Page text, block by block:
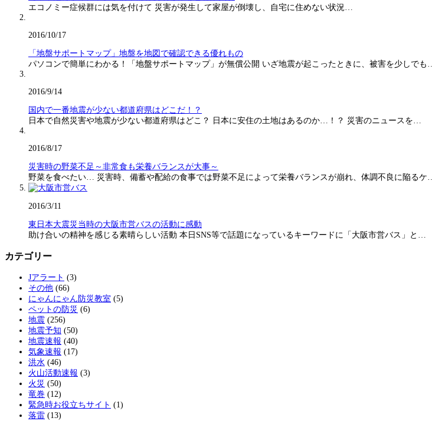
エコノミー症候群には気を付けて 災害が発生して家屋が倒壊し、自宅に住めない状況…
2016/10/17
「地盤サポートマップ」地盤を地図で確認できる優れもの
パソコンで簡単にわかる！「地盤サポートマップ」が無償公開 いざ地震が起こったときに、被害を少しでも…
2016/9/14
国内で一番地震が少ない都道府県はどこだ！？
日本で自然災害や地震が少ない都道府県はどこ？ 日本に安住の土地はあるのか…！？ 災害のニュースを…
2016/8/17
災害時の野菜不足～非常食も栄養バランスが大事～
野菜を食べたい… 災害時、備蓄や配給の食事では野菜不足によって栄養バランスが崩れ、体調不良に陥るケ…
2016/3/11
東日本大震災当時の大阪市営バスの活動に感動
助け合いの精神を感じる素晴らしい活動 本日SNS等で話題になっているキーワードに「大阪市営バス」と…
カテゴリー
Jアラート (3)
その他 (66)
にゃんにゃん防災教室 (5)
ペットの防災 (6)
地震 (256)
地震予知 (50)
地震速報 (40)
気象速報 (17)
洪水 (46)
火山活動速報 (3)
火災 (50)
竜巻 (12)
緊急時お役立ちサイト (1)
落雷 (13)